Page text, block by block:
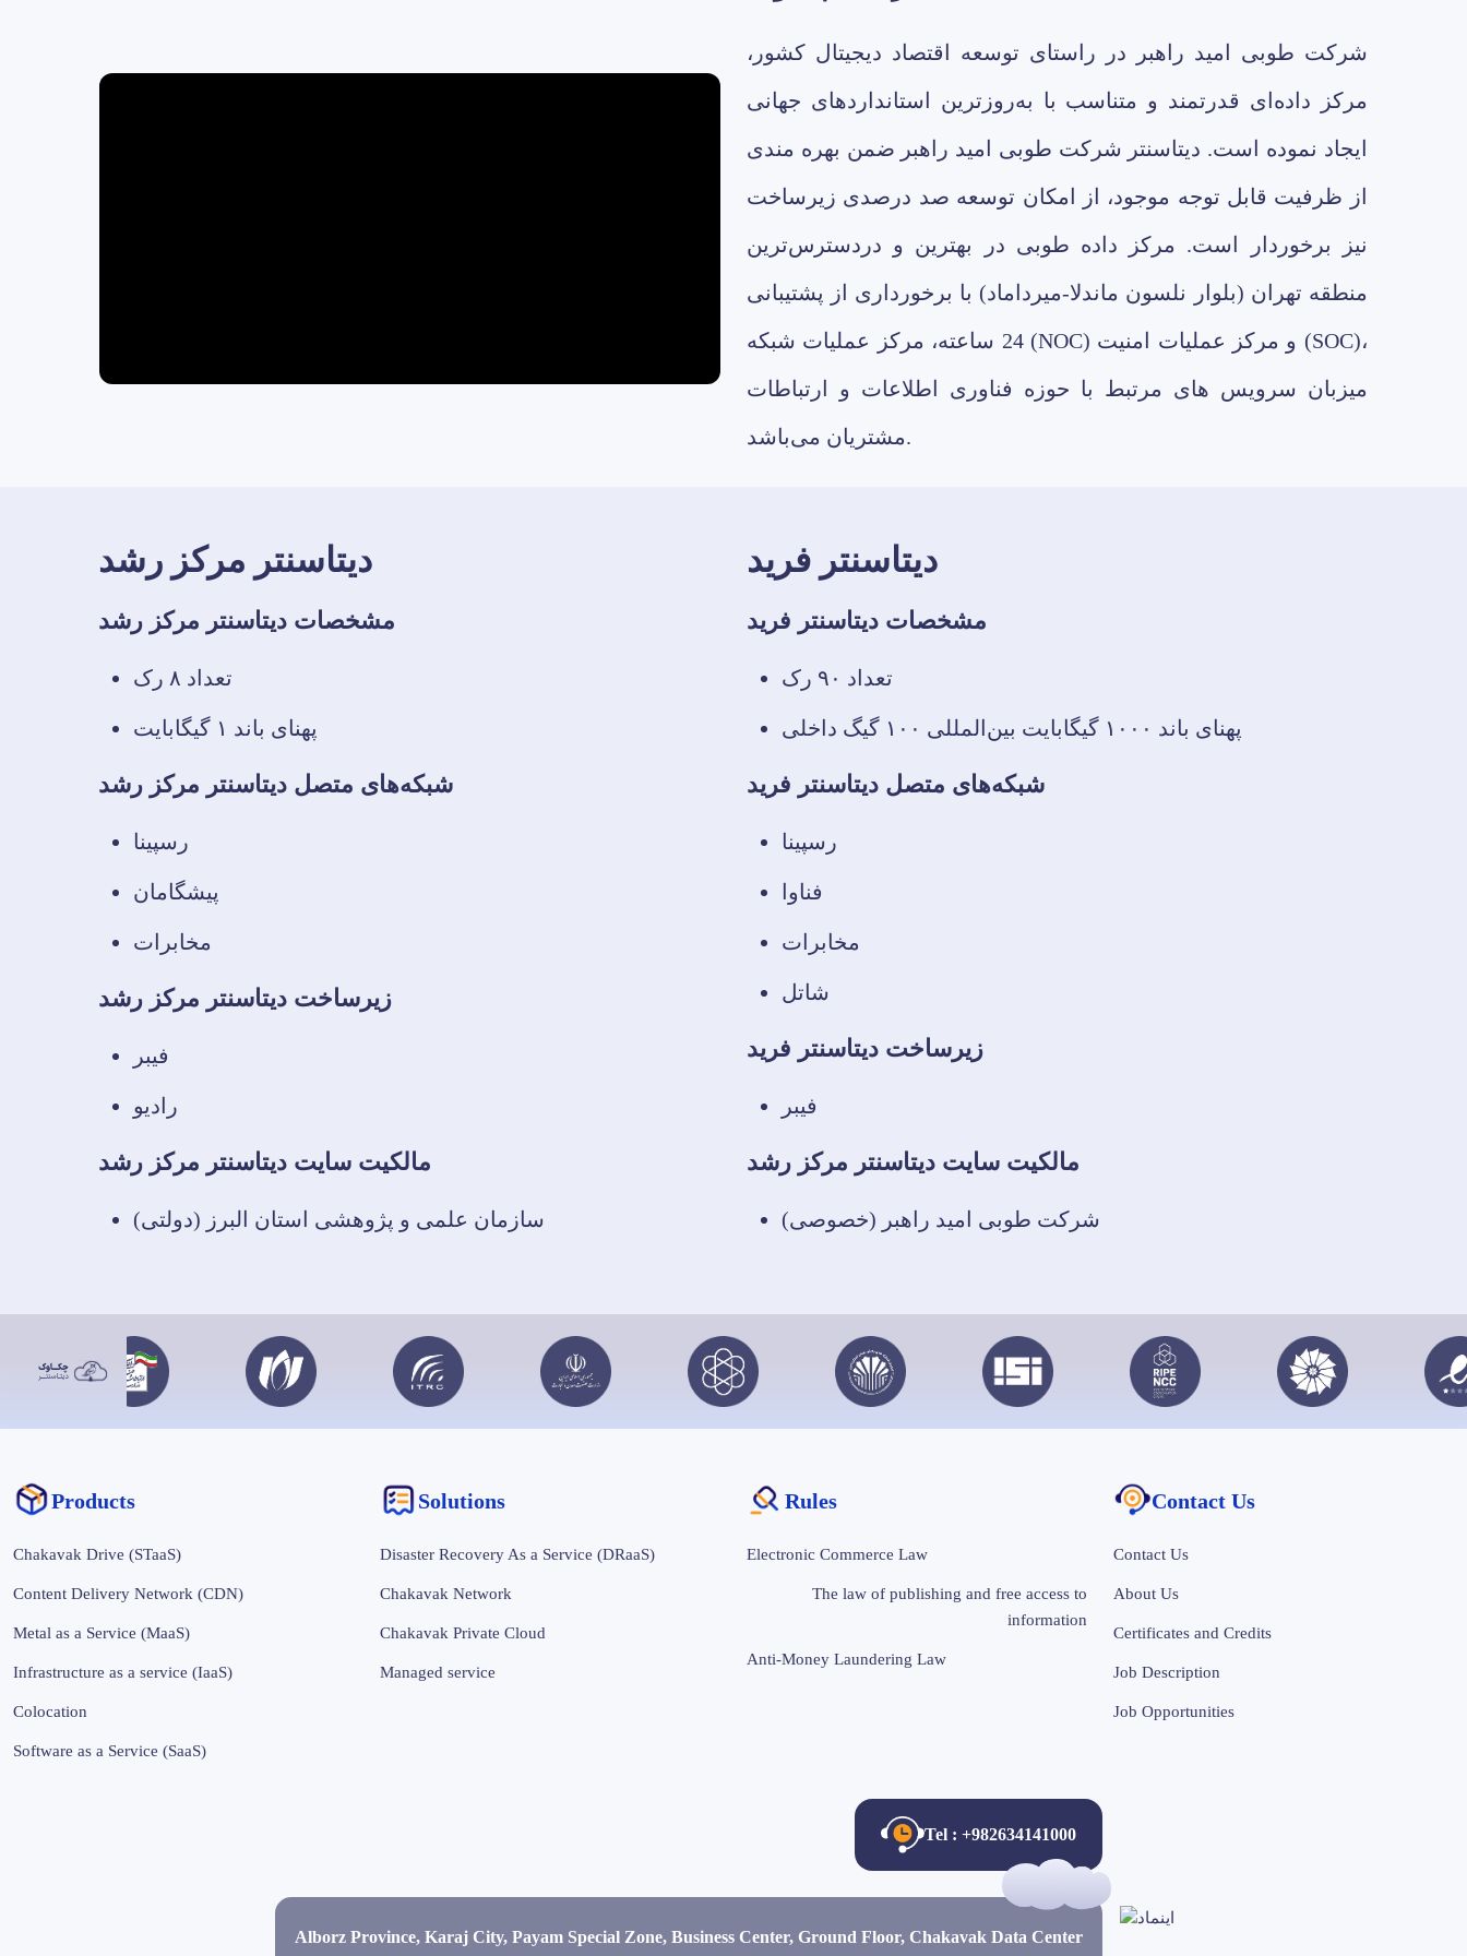
شرکت طوبی امید راهبر در راستای توسعه اقتصاد دیجیتال کشور،
مرکز داده‌ای قدرتمند و متناسب با به‌روزترین استانداردهای جهانی
ایجاد نموده است. دیتاسنتر شرکت طوبی امید راهبر ضمن بهره مندی
از ظرفیت قابل توجه موجود، از امکان توسعه صد درصدی زیرساخت
نیز برخوردار است. مرکز داده طوبی در بهترین و دردسترس‌ترین
منطقه تهران (بلوار نلسون ماندلا-میرداماد) با برخورداری از پشتیبانی
24 ساعته، مرکز عملیات شبکه (NOC) و مرکز عملیات امنیت (SOC)،
میزبان سرویس های مرتبط با حوزه فناوری اطلاعات و ارتباطات
مشتریان می‌باشد.
دیتاسنتر‌ مرکز رشد
مشخصات دیتاسنتر مرکز رشد
تعداد ۸ رک
پهنای باند ۱ گیگابایت
شبکه‌های متصل دیتاسنتر مرکز رشد
رسپینا
پیشگامان
مخابرات
زیرساخت دیتاسنتر مرکز رشد
فیبر
رادیو
مالکیت سایت دیتاسنتر مرکز رشد
سازمان علمی و پژوهشی استان البرز (دولتی)
دیتاسنتر‌ فرید
مشخصات دیتاسنتر فرید
تعداد ۹۰ رک
پهنای باند ۱۰۰۰ گیگابایت بین‌المللی ۱۰۰ گیگ داخلی
شبکه‌های متصل دیتاسنتر فرید
رسپینا
فناوا
مخابرات
شاتل
زیرساخت دیتاسنتر فرید
فیبر
مالکیت سایت دیتاسنتر مرکز رشد
شرکت طوبی امید راهبر (خصوصی)
Products
Chakavak Drive (STaaS)
Content Delivery Network (CDN)
Metal as a Service (MaaS)
Infrastructure as a service (IaaS)
Colocation
Software as a Service (SaaS)
‌‌Solutions
Disaster Recovery As a Service (DRaaS)
Chakavak Network
Chakavak Private Cloud
Managed service
Rules
Electronic Commerce Law
The law of publishing and free access to
information
Anti-Money Laundering Law
Contact Us
Contact Us
About Us
Certificates and Credits
Job Description
Job Opportunities
Tel : +982634141000
Alborz Province, Karaj City, Payam Special Zone, Business Center, Ground Floor, Chakavak Data Center